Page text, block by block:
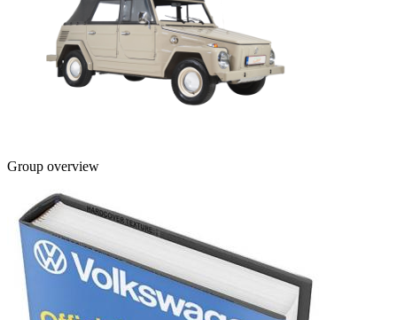
Group overview